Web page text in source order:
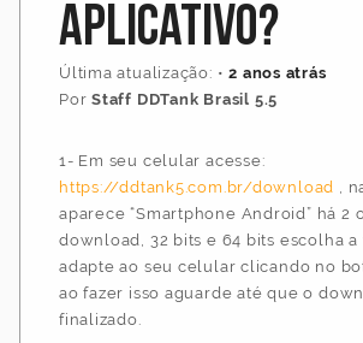
aplicativo?
Última atualização: •2 anos atrás
PorStaff DDTank Brasil 5.5
1- Em seu celular acesse:
https://ddtank5.com.br/download ,
aparece “Smartphone Android” há 2
download, 32 bits e 64 bits escolha a
adapte ao seu celular clicando no
ao fazer isso aguarde até que o
finalizado.